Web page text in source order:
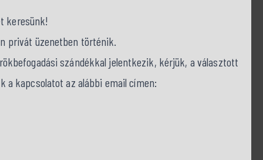
keresünk!
privát üzenetben történik.
szándékkal jelentkezik, kérjük, a választott
a kapcsolatot az alábbi email címen: